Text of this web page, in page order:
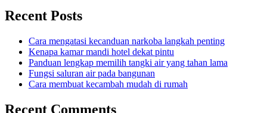
Recent Posts
Cara mengatasi kecanduan narkoba langkah penting
Kenapa kamar mandi hotel dekat pintu
Panduan lengkap memilih tangki air yang tahan lama
Fungsi saluran air pada bangunan
Cara membuat kecambah mudah di rumah
Recent Comments